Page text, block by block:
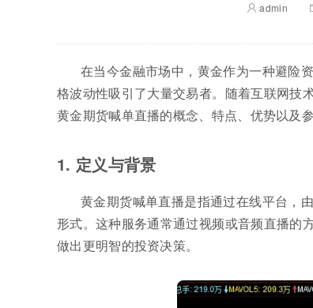
admin
在当今金融市场中，黄金作为一种避险
格波动性吸引了大量交易者。随着互联网技
黄金期货喊单直播的概念、特点、优势以及
1. 定义与背景
黄金期货喊单直播是指通过在线平台，
形式。这种服务通常通过视频或音频直播的
做出更明智的投资决策。